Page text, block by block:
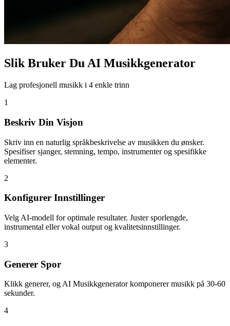
Slik Bruker Du AI Musikkgenerator
Lag profesjonell musikk i 4 enkle trinn
1
Beskriv Din Visjon
Skriv inn en naturlig språkbeskrivelse av musikken du ønsker.
Spesifiser sjanger, stemning, tempo, instrumenter og spesifikke
elementer.
2
Konfigurer Innstillinger
Velg AI-modell for optimale resultater. Juster sporlengde,
instrumental eller vokal output og kvalitetsinnstillinger.
3
Generer Spor
Klikk generer, og AI Musikkgenerator komponerer musikk på 30-60
sekunder.
4